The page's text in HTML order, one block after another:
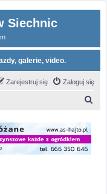
Siechnic
galerie, video.
Zaloguj się
Zarejestruj się